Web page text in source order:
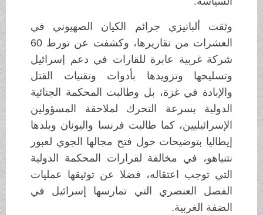
وثقت ألبانيزي جرائم الكيان الصهيوني في
العشرات من تقاريرها، وكشفت عن تورط 60
شركة غربية عابرة للقارات في دعم إسرائيل
وتسليحها وتزويدها بأدوات وتقنيات القتل
والإبادة في غزة، بل وطالبت المحكمة الجنائية
الدولية بسرعة التحرك لملاحقة المسؤولين
الإسرائيليين، كما طالبت فرنسا واليونان وبلدها
إيطاليا بتوضيحات حول فتح مجالها الجوي لعبور
نتنياهو، في مخالفة لقرارات المحكمة الدولية
التي توجب اعتقاله، فضلا عن توثيقها عمليات
الفصل العنصري التي تمارسها إسرائيل في
الضفة الغربية.